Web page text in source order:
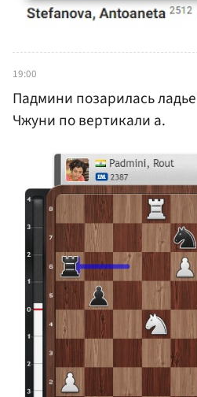
19:00
Падмини позарилась
Чжуни по вертикали а.